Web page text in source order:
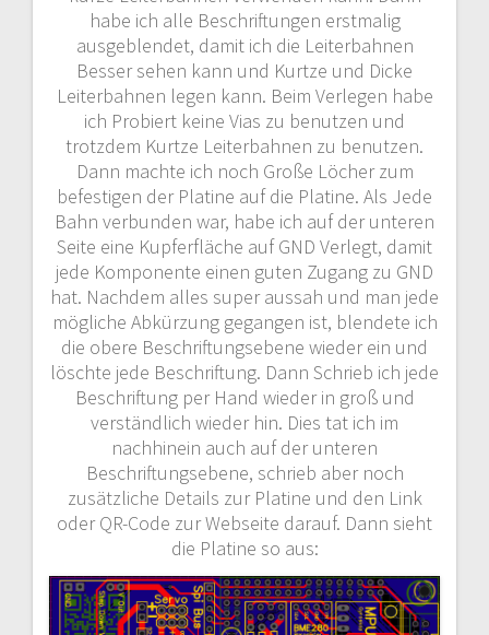
habe ich alle Beschriftungen erstmalig
ausgeblendet, damit ich die Leiterbahnen
Besser sehen kann und Kurtze und Dicke
Leiterbahnen legen kann. Beim Verlegen habe
ich Probiert keine Vias zu benutzen und
trotzdem Kurtze Leiterbahnen zu benutzen.
Dann machte ich noch Große Löcher zum
befestigen der Platine auf die Platine. Als Jede
Bahn verbunden war, habe ich auf der unteren
Seite eine Kupferfläche auf GND Verlegt, damit
jede Komponente einen guten Zugang zu GND
hat. Nachdem alles super aussah und man jede
mögliche Abkürzung gegangen ist, blendete ich
die obere Beschriftungsebene wieder ein und
löschte jede Beschriftung. Dann Schrieb ich jede
Beschriftung per Hand wieder in groß und
verständlich wieder hin. Dies tat ich im
nachhinein auch auf der unteren
Beschriftungsebene, schrieb aber noch
zusätzliche Details zur Platine und den Link
oder QR-Code zur Webseite darauf. Dann sieht
die Platine so aus: